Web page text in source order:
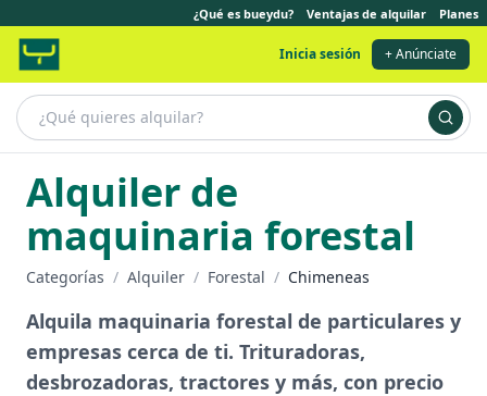
¿Qué es bueydu? Ventajas de alquilar Planes
Inicia sesión + Anúnciate
Alquiler de
maquinaria forestal
Categorías / Alquiler / Forestal / Chimeneas
Alquila maquinaria forestal de particulares y
empresas cerca de ti. Trituradoras,
desbrozadoras, tractores y más, con precio